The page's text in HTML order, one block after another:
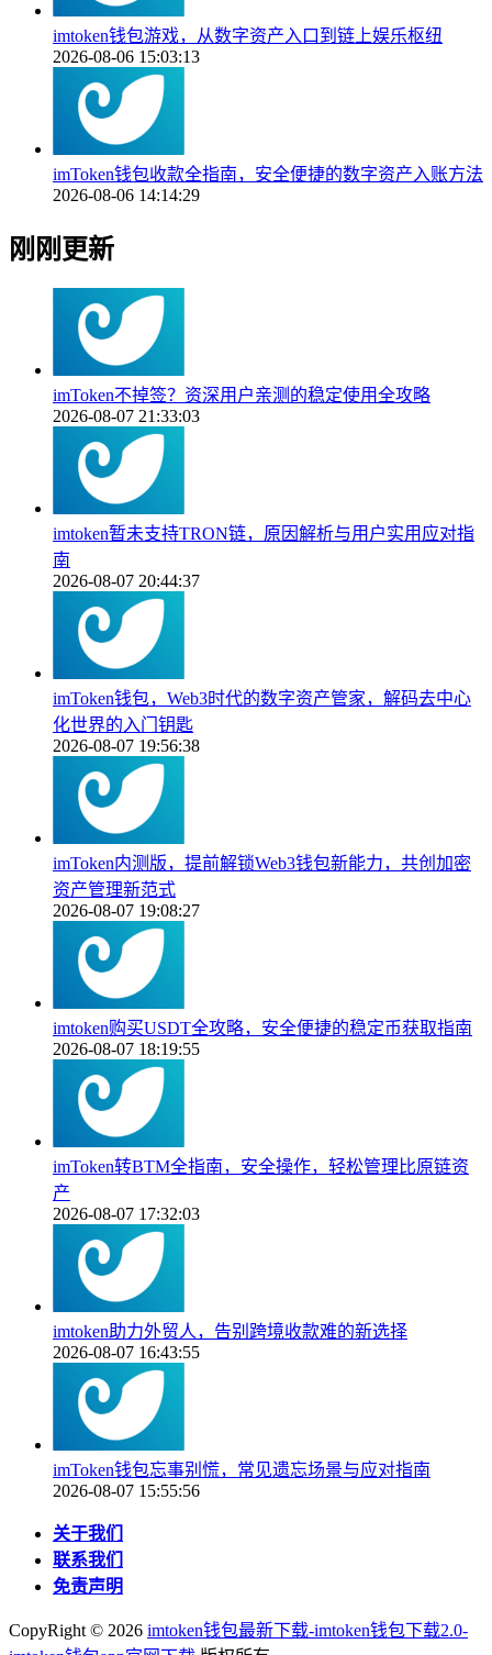
imtoken钱包游戏，从数字资产入口到链上娱乐枢纽
2026-08-06 15:03:13
imToken钱包收款全指南，安全便捷的数字资产入账方法
2026-08-06 14:14:29
刚刚更新
imToken不掉签？资深用户亲测的稳定使用全攻略
2026-08-07 21:33:03
imtoken暂未支持TRON链，原因解析与用户实用应对指
南
2026-08-07 20:44:37
imToken钱包，Web3时代的数字资产管家，解码去中心
化世界的入门钥匙
2026-08-07 19:56:38
imToken内测版，提前解锁Web3钱包新能力，共创加密
资产管理新范式
2026-08-07 19:08:27
imtoken购买USDT全攻略，安全便捷的稳定币获取指南
2026-08-07 18:19:55
imToken转BTM全指南，安全操作，轻松管理比原链资
产
2026-08-07 17:32:03
imtoken助力外贸人，告别跨境收款难的新选择
2026-08-07 16:43:55
imToken钱包忘事别慌，常见遗忘场景与应对指南
2026-08-07 15:55:56
关于我们
联系我们
免责声明
CopyRight © 2026 imtoken钱包最新下载-imtoken钱包下载2.0-